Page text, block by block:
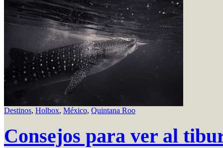
Destinos, Holbox, México, Quintana Roo
Consejos para ver al